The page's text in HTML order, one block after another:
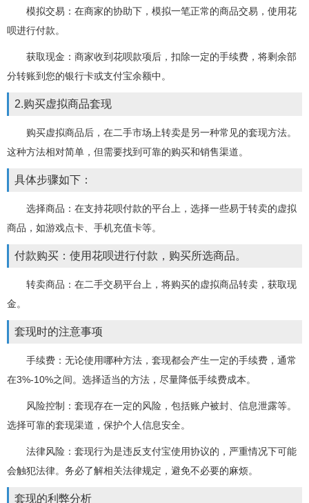
模拟交易：在商家的协助下，模拟一笔正常的商品交易，使用花
呗进行付款。
获取现金：商家收到花呗款项后，扣除一定的手续费，将剩余部
分转账到您的银行卡或支付宝余额中。
2.购买虚拟商品套现
购买虚拟商品后，在二手市场上转卖是另一种常见的套现方法。
这种方法相对简单，但需要找到可靠的购买和销售渠道。
具体步骤如下：
选择商品：在支持花呗付款的平台上，选择一些易于转卖的虚拟
商品，如游戏点卡、手机充值卡等。
付款购买：使用花呗进行付款，购买所选商品。
转卖商品：在二手交易平台上，将购买的虚拟商品转卖，获取现
金。
套现时的注意事项
手续费：无论使用哪种方法，套现都会产生一定的手续费，通常
在3%-10%之间。选择适当的方法，尽量降低手续费成本。
风险控制：套现存在一定的风险，包括账户被封、信息泄露等。
选择可靠的套现渠道，保护个人信息安全。
法律风险：套现行为是违反支付宝使用协议的，严重情况下可能
会触犯法律。务必了解相关法律规定，避免不必要的麻烦。
套现的利弊分析